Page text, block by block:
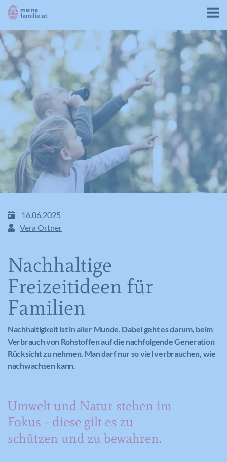
16.06.2025
Vera Ortner
Nachhaltige
Freizeitideen für
Familien
Nachhaltigkeit ist in aller Munde. Dabei geht es darum, beim
Verbrauch von Rohstoffen auf die nachfolgende Generation
Rücksicht zu nehmen. Man darf nur so viel verbrauchen, wie
nachwachsen kann.
Umwelt und Natur stehen im
Fokus - diese gilt es zu
schützen und zu bewahren.